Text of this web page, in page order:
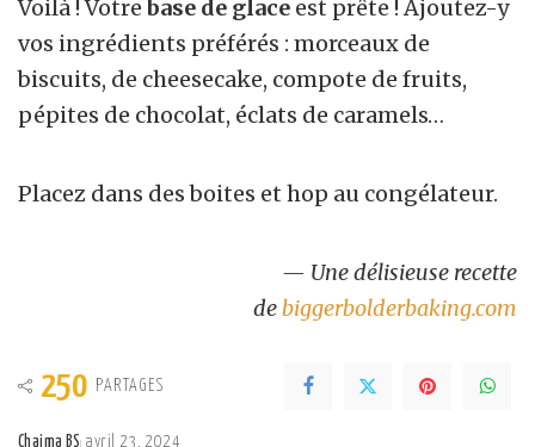
Voilà ! Votrebase de glace est prête ! Ajoutez-y
vos ingrédients préférés : morceaux de
biscuits, de cheesecake, compote de fruits,
pépites de chocolat, éclats de caramels…
Placez dans des boites et hop au congélateur.
— Une délisieuse recette
debiggerbolderbaking.com
250 PARTAGES
Chaima BS avril 23, 2024